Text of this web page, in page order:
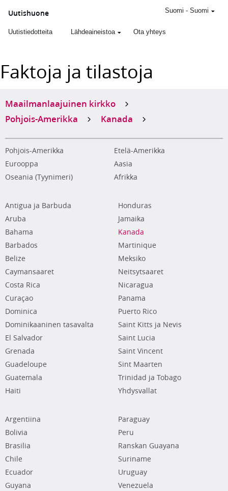
Uutishuone
Uutistiedotteita Lähdeaineistoa Ota yhteys
Suomi - Suomi
Faktoja ja tilastoja
Maailmanlaajuinen kirkko
Pohjois-Amerikka
Kanada
Pohjois-Amerikka
Etelä-Amerikka
Eurooppa
Aasia
Oseania (Tyynimeri)
Afrikka
Antigua ja Barbuda
Aruba
Bahama
Barbados
Belize
Caymansaaret
Costa Rica
Curaçao
Dominica
Dominikaaninen tasavalta
El Salvador
Grenada
Guadeloupe
Guatemala
Haiti
Honduras
Jamaika
Kanada
Martinique
Meksiko
Neitsytsaaret
Nicaragua
Panama
Puerto Rico
Saint Kitts ja Nevis
Saint Lucia
Saint Vincent
Sint Maarten
Trinidad ja Tobago
Yhdysvallat
Argentiina
Bolivia
Brasilia
Chile
Ecuador
Guyana
Paraguay
Peru
Ranskan Guayana
Suriname
Uruguay
Venezuela